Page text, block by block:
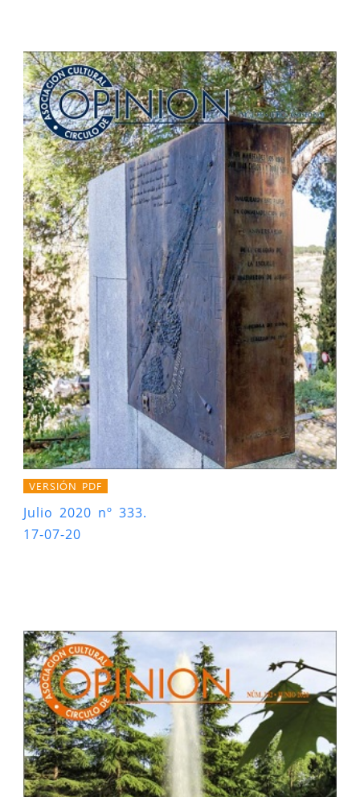
VERSIÓN PDF
Julio 2020 nº 333.
17-07-20